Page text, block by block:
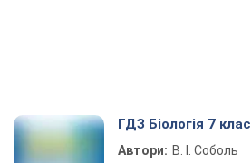
ГДЗ Біологія 7 клас
Автори: В. І. Соболь